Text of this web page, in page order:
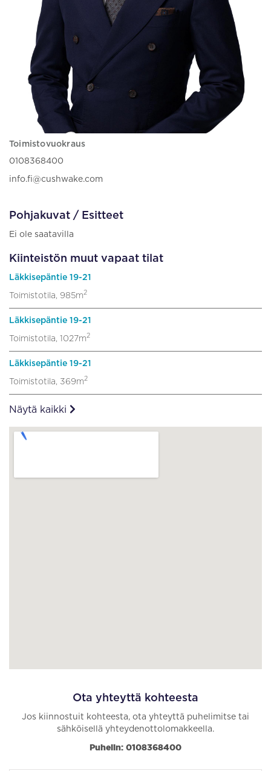
Toimistovuokraus
0108368400
info.fi@cushwake.com
Pohjakuvat / Esitteet
Ei ole saatavilla
Kiinteistön muut vapaat tilat
Läkkisepäntie 19-21
Toimistotila, 985m2
Läkkisepäntie 19-21
Toimistotila, 1027m2
Läkkisepäntie 19-21
Toimistotila, 369m2
Näytä kaikki
Ota yhteyttä kohteesta
Jos kiinnostuit kohteesta, ota yhteyttä puhelimitse tai
sähköisellä yhteydenottolomakkeella.
Puhelin: 0108368400